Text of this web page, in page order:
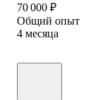
70 000 ₽
Общий опыт
4 месяца